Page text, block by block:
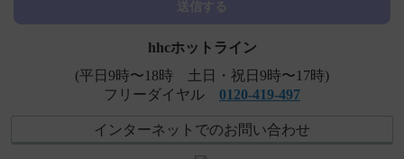
hhcホットライン
(平日9時〜18時 土日・祝日9時〜17時)
フリーダイヤル 0120-419-497
インターネットでのお問い合わせ